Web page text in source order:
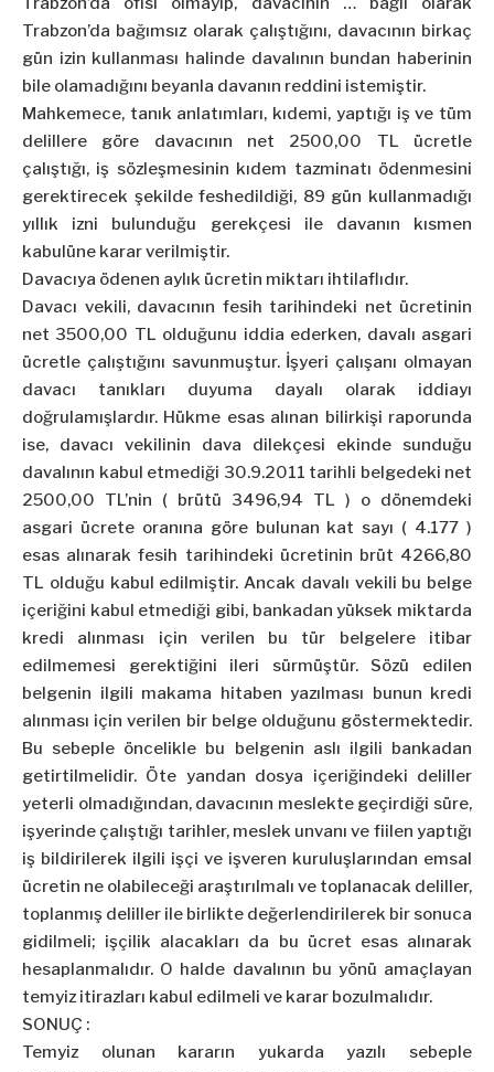
Trabzon’da bağımsız olarak çalıştığını, davacının birkaç
gün izin kullanması halinde davalının bundan haberinin
bile olamadığını beyanla davanın reddini istemiştir.
Mahkemece, tanık anlatımları, kıdemi, yaptığı iş ve tüm
delillere göre davacının net 2500,00 TL ücretle
çalıştığı, iş sözleşmesinin kıdem tazminatı ödenmesini
gerektirecek şekilde feshedildiği, 89 gün kullanmadığı
yıllık izni bulunduğu gerekçesi ile davanın kısmen
kabulüne karar verilmiştir.
Davacıya ödenen aylık ücretin miktarı ihtilaflıdır.
Davacı vekili, davacının fesih tarihindeki net ücretinin
net 3500,00 TL olduğunu iddia ederken, davalı asgari
ücretle çalıştığını savunmuştur. İşyeri çalışanı olmayan
davacı tanıkları duyuma dayalı olarak iddiayı
doğrulamışlardır. Hükme esas alınan bilirkişi raporunda
ise, davacı vekilinin dava dilekçesi ekinde sunduğu
davalının kabul etmediği 30.9.2011 tarihli belgedeki net
2500,00 TL’nin ( brütü 3496,94 TL ) o dönemdeki
asgari ücrete oranına göre bulunan kat sayı ( 4.177 )
esas alınarak fesih tarihindeki ücretinin brüt 4266,80
TL olduğu kabul edilmiştir. Ancak davalı vekili bu belge
içeriğini kabul etmediği gibi, bankadan yüksek miktarda
kredi alınması için verilen bu tür belgelere itibar
edilmemesi gerektiğini ileri sürmüştür. Sözü edilen
belgenin ilgili makama hitaben yazılması bunun kredi
alınması için verilen bir belge olduğunu göstermektedir.
Bu sebeple öncelikle bu belgenin aslı ilgili bankadan
getirtilmelidir. Öte yandan dosya içeriğindeki deliller
yeterli olmadığından, davacının meslekte geçirdiği süre,
işyerinde çalıştığı tarihler, meslek unvanı ve fiilen yaptığı
iş bildirilerek ilgili işçi ve işveren kuruluşlarından emsal
ücretin ne olabileceği araştırılmalı ve toplanacak deliller,
toplanmış deliller ile birlikte değerlendirilerek bir sonuca
gidilmeli; işçilik alacakları da bu ücret esas alınarak
hesaplanmalıdır. O halde davalının bu yönü amaçlayan
temyiz itirazları kabul edilmeli ve karar bozulmalıdır.
SONUÇ :
Temyiz olunan kararın yukarda yazılı sebeple